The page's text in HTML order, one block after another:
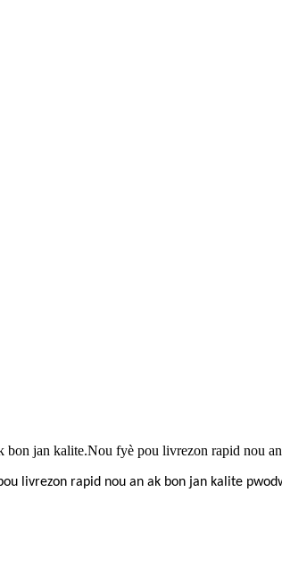
jan kalite.Nou fyè pou livrezon rapid nou
livrezon rapid nou an ak bon jan kalite